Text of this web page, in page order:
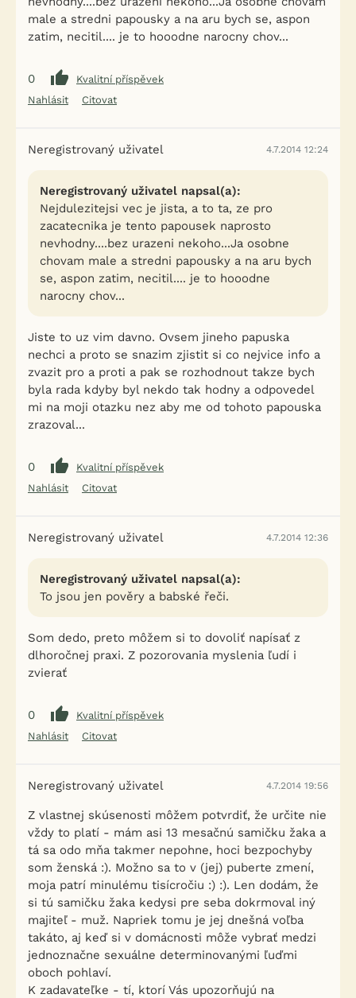
male a stredni papousky a na aru bych se, aspon
zatim, necitil.... je to hooodne narocny chov...
0
Kvalitní příspěvek
Nahlásit
Citovat
Neregistrovaný uživatel 4.7.2014 12:24
Neregistrovaný uživatel napsal(a):
Nejdulezitejsi vec je jista, a to ta, ze pro
zacatecnika je tento papousek naprosto
nevhodny....bez urazeni nekoho...Ja osobne
chovam male a stredni papousky a na aru bych
se, aspon zatim, necitil.... je to hooodne
narocny chov...
Jiste to uz vim davno. Ovsem jineho papuska
nechci a proto se snazim zjistit si co nejvice info a
zvazit pro a proti a pak se rozhodnout takze bych
byla rada kdyby byl nekdo tak hodny a odpovedel
mi na moji otazku nez aby me od tohoto papouska
zrazoval...
0
Kvalitní příspěvek
Nahlásit
Citovat
Neregistrovaný uživatel 4.7.2014 12:36
Neregistrovaný uživatel napsal(a):
To jsou jen pověry a babské řeči.
Som dedo, preto môžem si to dovoliť napísať z
dlhoročnej praxi. Z pozorovania myslenia ľudí i
zvierať
0
Kvalitní příspěvek
Nahlásit
Citovat
Neregistrovaný uživatel 4.7.2014 19:56
Z vlastnej skúsenosti môžem potvrdiť, že určite nie
vždy to platí - mám asi 13 mesačnú samičku žaka a
tá sa odo mňa takmer nepohne, hoci bezpochyby
som ženská :). Možno sa to v (jej) puberte zmení,
moja patrí minulému tisícročiu :) :). Len dodám, že
si tú samičku žaka kedysi pre seba dokrmoval iný
majiteľ - muž. Napriek tomu je jej dnešná voľba
takáto, aj keď si v domácnosti môže vybrať medzi
jednoznačne sexuálne determinovanými ľuďmi
oboch pohlaví.
K zadavateľke - tí, ktorí Vás upozorňujú na